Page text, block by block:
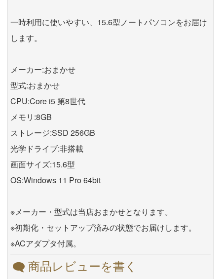
一時利用に使いやすい、15.6型ノートパソコンをお届け
します。
メーカー:おまかせ
型式:おまかせ
CPU:Core i5 第8世代
メモリ:8GB
ストレージ:SSD 256GB
光学ドライブ:非搭載
画面サイズ:15.6型
OS:Windows 11 Pro 64bit
※メーカー・型式は当店おまかせとなります。
※初期化・セットアップ済みの状態でお届けします。
※ACアダプタ付属。
商品レビューを書く